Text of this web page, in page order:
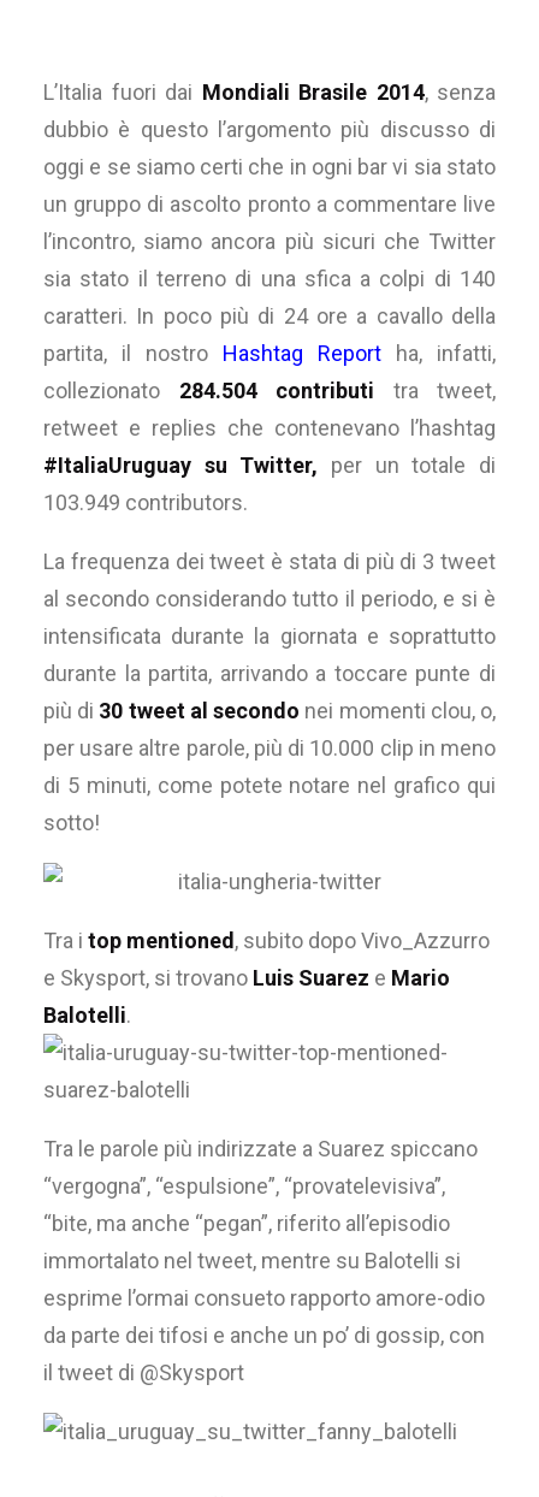
L’Italia fuori dai Mondiali Brasile 2014, senza
dubbio è questo l’argomento più discusso di
oggi e se siamo certi che in ogni bar vi sia stato
un gruppo di ascolto pronto a commentare live
l’incontro, siamo ancora più sicuri che Twitter
sia stato il terreno di una sfica a colpi di 140
caratteri. In poco più di 24 ore a cavallo della
partita, il nostro Hashtag Report ha, infatti,
collezionato 284.504 contributi tra tweet,
retweet e replies che contenevano l’hashtag
#ItaliaUruguay su Twitter, per un totale di
103.949 contributors.
La frequenza dei tweet è stata di più di 3 tweet
al secondo considerando tutto il periodo, e si è
intensificata durante la giornata e soprattutto
durante la partita, arrivando a toccare punte di
più di 30 tweet al secondo nei momenti clou, o,
per usare altre parole, più di 10.000 clip in meno
di 5 minuti, come potete notare nel grafico qui
sotto!
Tra i top mentioned , subito dopo Vivo_Azzurro
e Skysport, si trovano Luis Suarez e Mario
Balotelli.
Tra le parole più indirizzate a Suarez spiccano
“vergogna”, “espulsione”, “provatelevisiva”,
“bite, ma anche “pegan”, riferito all’episodio
immortalato nel tweet, mentre su Balotelli si
esprime l’ormai consueto rapporto amore-odio
da parte dei tifosi e anche un po’ di gossip, con
il tweet di @Skysport